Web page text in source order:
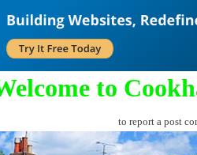
to
to report a post